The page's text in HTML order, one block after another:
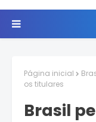
Página inicial
os titulares
Brasil